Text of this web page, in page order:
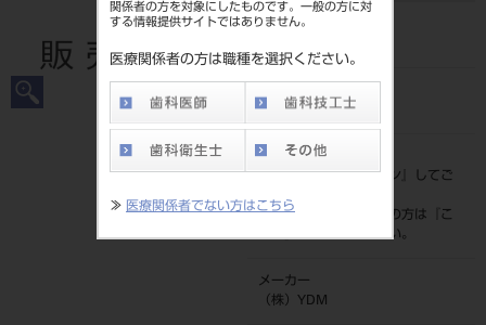
関係者の方を対象にしたものです。一般の方に対
する情報提供サイトではありません。
医療関係者の方は職種を選択ください。
≫ 医療関係者でない方はこちら
品目コード
4963931099313
標準価格
価格の確認は『ログイン
』してご
ネット会員登録がまだの方は『
こ
ちら』より登録ください。
メーカー
（株）YDM